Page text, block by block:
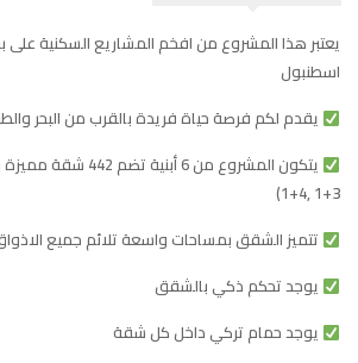
يعتبر هذا المشروع من افخم المشاريع السكنية
اسطنبول
يقدم لكم فرصة حياة فريدة بالقرب من البحر
3+1 ,4+1)
تتميز الشقق بمساحات واسعة تلائم جميع
يوجد تحكم ذكي بالشقق
يوجد حمام تركي داخل كل شقة